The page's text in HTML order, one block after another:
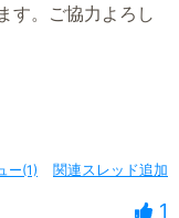
す。ご協力よろし
関連スレッド追加
ー(1)
1